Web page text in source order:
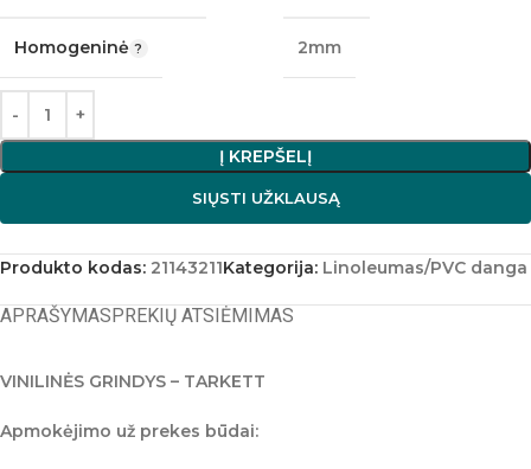
Homogeninė 2mm
Į KREPŠELĮ
SIŲSTI UŽKLAUSĄ
Produkto kodas: 21143211Kategorija: Linoleumas/PVC danga
APRAŠYMASPREKIŲ ATSIĖMIMAS
VINILINĖS GRINDYS – TARKETT
Apmokėjimo už prekes būdai: